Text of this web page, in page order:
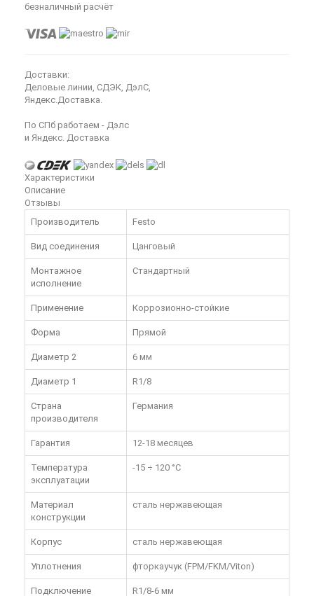
безналичный расчёт
Доставки:
Деловые линии, СДЭК, ДэлС,
Яндекс.Доставка.
По СПб работаем - Дэлс
и Яндекс. Доставка
Характеристики
Описание
Отзывы
Производитель
Festo
Вид соединения Цанговый
Монтажное
исполнение
Стандартный
Применение Коррозионно-стойкие
Форма Прямой
Диаметр 2 6 мм
Диаметр 1 R1/8
Страна
производителя
Германия
Гарантия 12-18 месяцев
Температура
эксплуатации
-15 ÷ 120 °C
Материал
конструкции
сталь нержавеющая
Корпус сталь нержавеющая
Уплотнения фторкаучук (FPM/FKM/Viton)
Подключение R1/8-6 мм